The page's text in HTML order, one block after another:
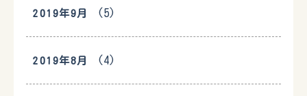
2019年9月 (5)
2019年8月 (4)